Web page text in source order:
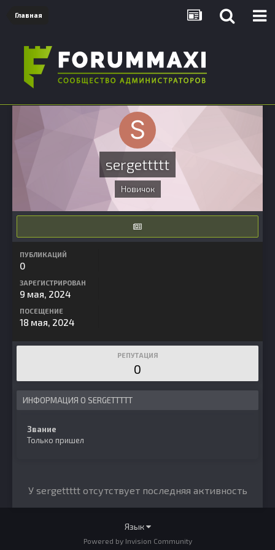
Главная
sergettttt
Новичок
ПУБЛИКАЦИЙ
0
ЗАРЕГИСТРИРОВАН
9 мая, 2024
ПОСЕЩЕНИЕ
18 мая, 2024
РЕПУТАЦИЯ
0
ИНФОРМАЦИЯ О SERGETTTTT
Звание
Только пришел
У sergettttt отсутствует последняя активность
Язык
Powered by Invision Community